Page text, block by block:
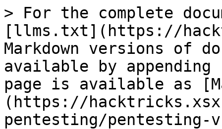
> For the complete
[llms.txt](https://
Markdown versions of
available by
page is available as
(https://
pentesting/pentesting-